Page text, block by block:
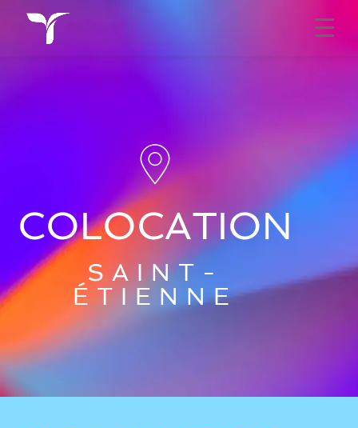
COLOCATION
SAINT-
ÉTIENNE